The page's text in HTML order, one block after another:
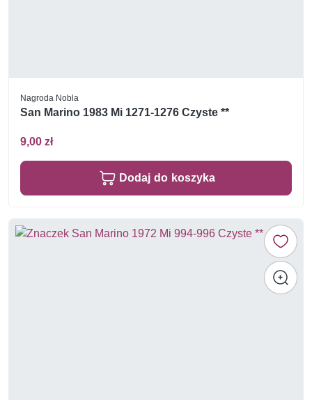
Nagroda Nobla
San Marino 1983 Mi 1271-1276 Czyste **
9,00 zł
Dodaj do koszyka